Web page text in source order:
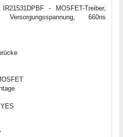
- MOSFET-Treiber,
660ns
YES